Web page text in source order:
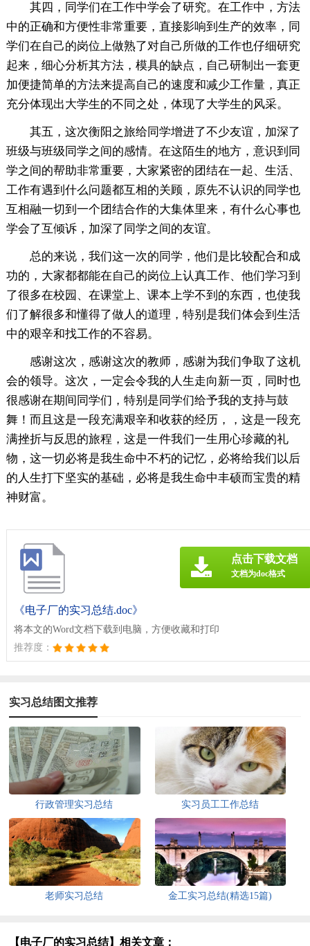
其四，同学们在工作中学会了研究。在工作中，方法
中的正确和方便性非常重要，直接影响到生产的效率，同
学们在自己的岗位上做熟了对自己所做的工作也仔细研究
起来，细心分析其方法，模具的缺点，自己研制出一套更
加便捷简单的方法来提高自己的速度和减少工作量，真正
充分体现出大学生的不同之处，体现了大学生的风采。
其五，这次衡阳之旅给同学增进了不少友谊，加深了
班级与班级同学之间的感情。在这陌生的地方，意识到同
学之间的帮助非常重要，大家紧密的团结在一起、生活、
工作有遇到什么问题都互相的关顾，原先不认识的同学也
互相融一切到一个团结合作的大集体里来，有什么心事也
学会了互倾诉，加深了同学之间的友谊。
总的来说，我们这一次的同学，他们是比较配合和成
功的，大家都都能在自己的岗位上认真工作、他们学习到
了很多在校园、在课堂上、课本上学不到的东西，也使我
们了解很多和懂得了做人的道理，特别是我们体会到生活
中的艰辛和找工作的不容易。
感谢这次，感谢这次的教师，感谢为我们争取了这机
会的领导。这次，一定会令我的人生走向新一页，同时也
很感谢在期间同学们，特别是同学们给予我的支持与鼓
舞！而且这是一段充满艰辛和收获的经历，，这是一段充
满挫折与反思的旅程，这是一件我们一生用心珍藏的礼
物，这一切必将是我生命中不朽的记忆，必将给我们以后
的人生打下坚实的基础，必将是我生命中丰硕而宝贵的精
神财富。
《电子厂的实习总结.doc》
将本文的Word文档下载到电脑，方便收藏和打印
推荐度：
点击下载文档
文档为doc格式
实习总结图文推荐
行政管理实习总结 实习员工工作总结
老师实习总结 金工实习总结(精选15篇)
【电子厂的实习总结】相关文章：